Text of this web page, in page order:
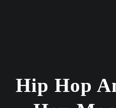
Hip Hop